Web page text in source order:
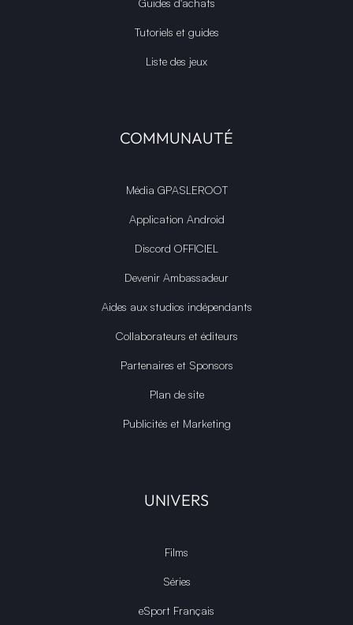
Tutoriels et guides
Liste des jeux
COMMUNAUTÉ
Média GPASLEROOT
Application Android
Discord OFFICIEL
Devenir Ambassadeur
Aides aux studios indépendants
Collaborateurs et éditeurs
Partenaires et Sponsors
Plan de site
Publicités et Marketing
UNIVERS
Films
Séries
eSport Français